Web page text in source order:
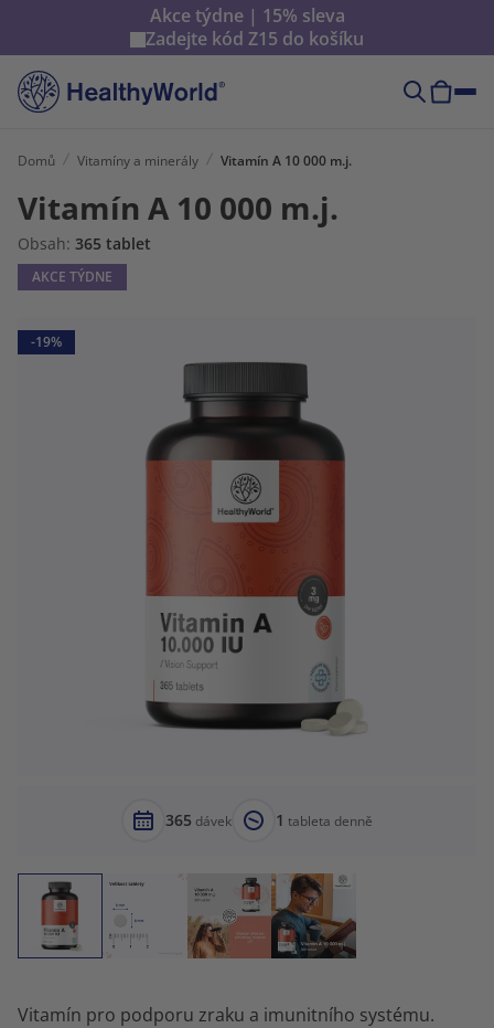
Akce týdne | 15% sleva
Zadejte kód Z15 do košíku
Domů Vitamíny a minerály Vitamín A 10 000 m.j.
Vitamín A 10 000 m.j.
Obsah: 365 tablet
AKCE TÝDNE
-19%
365 dávek 1 tableta denně
Vitamín pro podporu zraku a imunitního systému.